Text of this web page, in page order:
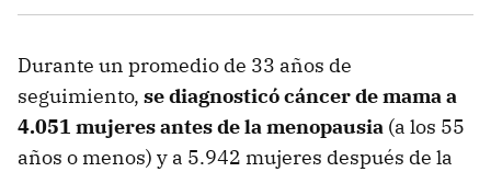
Durante un promedio de 33 años de
seguimiento, se diagnosticó cáncer de mama a
4.051 mujeres antes de la menopausia (a los 55
años o menos) y a 5.942 mujeres después de la